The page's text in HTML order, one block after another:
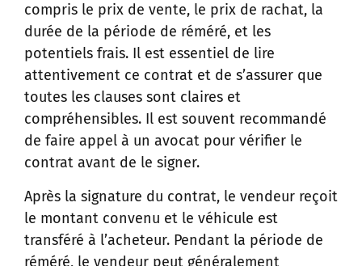
compris le prix de vente, le prix de rachat, la
durée de la période de réméré, et les
potentiels frais. Il est essentiel de lire
attentivement ce contrat et de s’assurer que
toutes les clauses sont claires et
compréhensibles. Il est souvent recommandé
de faire appel à un avocat pour vérifier le
contrat avant de le signer.
Après la signature du contrat, le vendeur reçoit
le montant convenu et le véhicule est
transféré à l’acheteur. Pendant la période de
réméré, le vendeur peut généralement